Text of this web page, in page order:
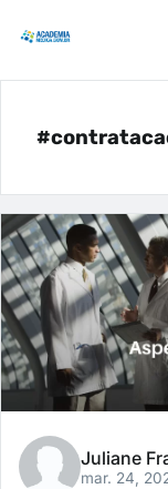
Juliane
mar. 24,